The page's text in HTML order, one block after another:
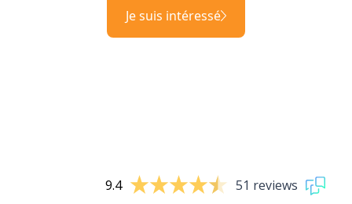
Je suis intéressé
9.4 51 reviews